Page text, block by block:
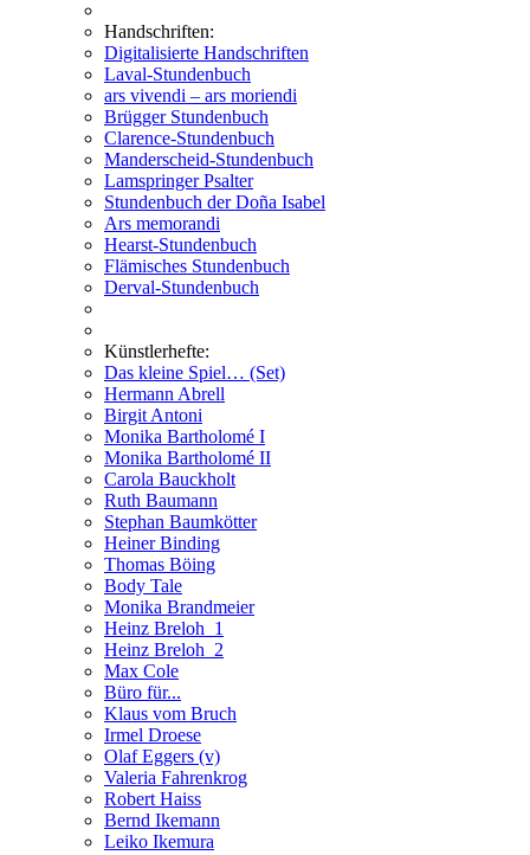
Handschriften:
Digitalisierte Handschriften
Laval-Stundenbuch
ars vivendi – ars moriendi
Brügger Stundenbuch
Clarence-Stundenbuch
Manderscheid-Stundenbuch
Lamspringer Psalter
Stundenbuch der Doña Isabel
Ars memorandi
Hearst-Stundenbuch
Flämisches Stundenbuch
Derval-Stundenbuch
Künstlerhefte:
Das kleine Spiel… (Set)
Hermann Abrell
Birgit Antoni
Monika Bartholomé I
Monika Bartholomé II
Carola Bauckholt
Ruth Baumann
Stephan Baumkötter
Heiner Binding
Thomas Böing
Body Tale
Monika Brandmeier
Heinz Breloh_1
Heinz Breloh_2
Max Cole
Büro für...
Klaus vom Bruch
Irmel Droese
Olaf Eggers (v)
Valeria Fahrenkrog
Robert Haiss
Bernd Ikemann
Leiko Ikemura